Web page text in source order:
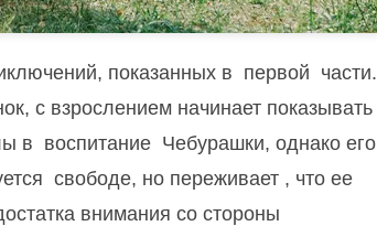
показанных в первой части.
с взрослением начинает показывать
в воспитание Чебурашки, однако его
свободе, но переживает , что ее
внимания со стороны